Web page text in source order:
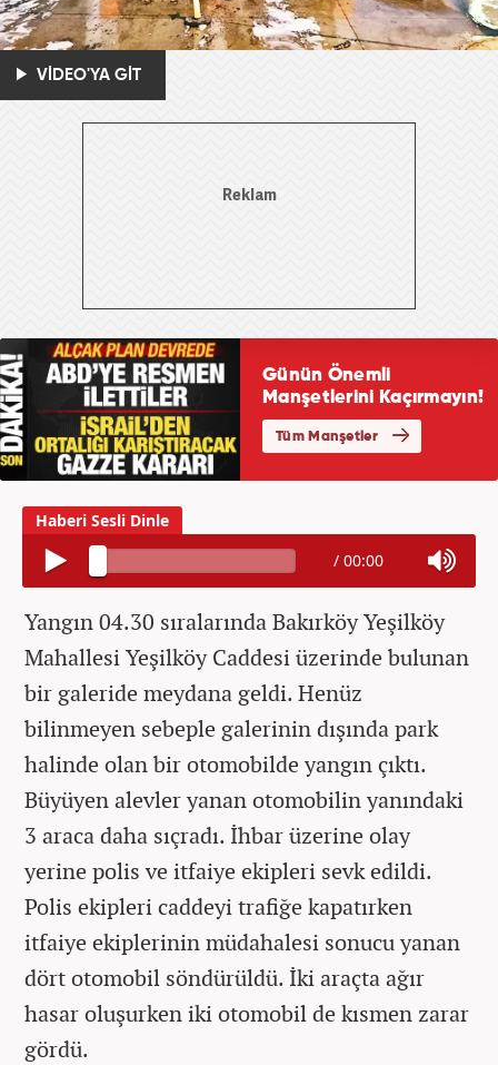
VİDEO'YA GİT
/ 00:00
Yangın 04.30 sıralarında Bakırköy Yeşilköy
Mahallesi Yeşilköy Caddesi üzerinde bulunan
bir galeride meydana geldi. Henüz
bilinmeyen sebeple galerinin dışında park
halinde olan bir otomobilde yangın çıktı.
Büyüyen alevler yanan otomobilin yanındaki
3 araca daha sıçradı. İhbar üzerine olay
yerine polis ve itfaiye ekipleri sevk edildi.
Polis ekipleri caddeyi trafiğe kapatırken
itfaiye ekiplerinin müdahalesi sonucu yanan
dört otomobil söndürüldü. İki araçta ağır
hasar oluşurken iki otomobil de kısmen zarar
gördü.